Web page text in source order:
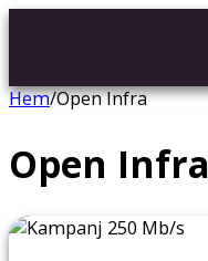
Hem/Open Infra
Open Infra